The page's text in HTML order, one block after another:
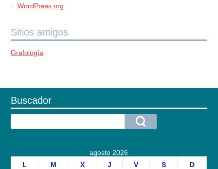
WordPress.org
Sitios amigos
Grafología
Buscador
agosto 2026
L
M X J V S D